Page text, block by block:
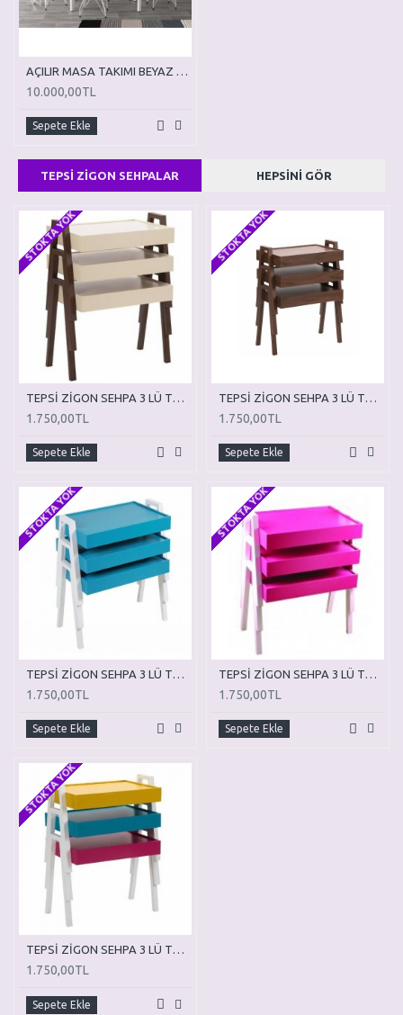
10.000,00TL
Sepete Ekle
TEPSİ ZİGON SEHPALAR HEPSINI GÖR
STOKTA YOK
1.750,00TL
Sepete Ekle
STOKTA YOK
1.750,00TL
Sepete Ekle
STOKTA YOK
1.750,00TL
Sepete Ekle
STOKTA YOK
1.750,00TL
Sepete Ekle
STOKTA YOK
TEPSİ ZİGON SEHPA 3 LÜ TZ05
1.750,00TL
Sepete Ekle